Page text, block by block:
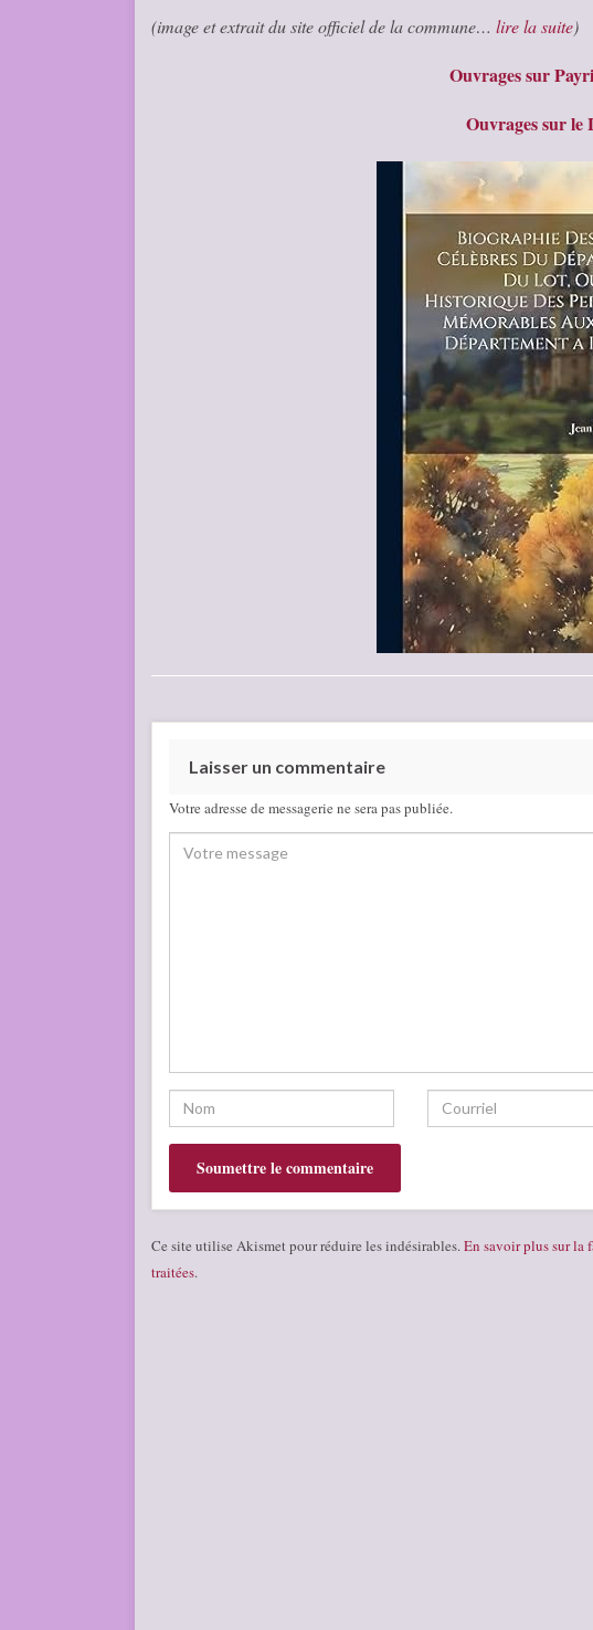
(image et extrait du site officiel de la commune… lire la suite)
Ouvrages sur
Ouvrages sur le
Laisser un commentaire
Votre adresse de messagerie ne sera pas publiée.
Ce site utilise Akismet pour réduire les indésirables. En savoir plus sur la
traitées.